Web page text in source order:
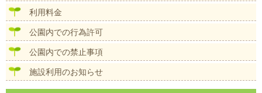
利用料金
公園内での行為許可
公園内での禁止事項
施設利用のお知らせ